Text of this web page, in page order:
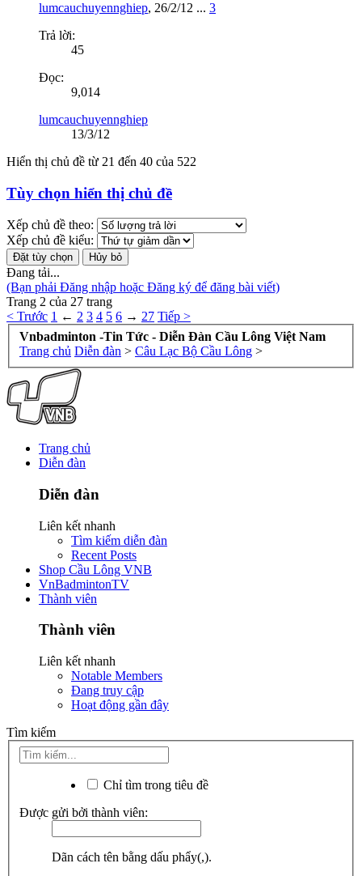
lumcauchuyennghiep, 26/2/12 ... 3
Trả lời:
45
Đọc:
9,014
lumcauchuyennghiep
13/3/12
Hiển thị chủ đề từ 21 đến 40 của 522
Tùy chọn hiển thị chủ đề
Xếp chủ đề theo:
Xếp chủ đề kiểu:
Đang tải...
(Bạn phải Đăng nhập hoặc Đăng ký để đăng bài viết)
Trang 2 của 27 trang
< Trước 1 ← 2 3 4 5 6 → 27 Tiếp >
Vnbadminton -Tin Tức - Diễn Đàn Cầu Lông Việt Nam
Trang chủ Diễn đàn > Câu Lạc Bộ Cầu Lông >
Trang chủ
Diễn đàn
Diễn đàn
Liên kết nhanh
Tìm kiếm diễn đàn
Recent Posts
Shop Cầu Lông VNB
VnBadmintonTV
Thành viên
Thành viên
Liên kết nhanh
Notable Members
Đang truy cập
Hoạt động gần đây
Tìm kiếm
Chỉ tìm trong tiêu đề
Được gửi bởi thành viên:
Dãn cách tên bằng dấu phẩy(,).